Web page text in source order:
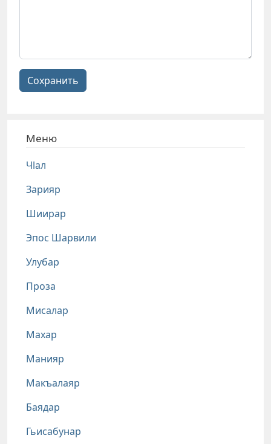
Сохранить
Меню
Чlал
Зарияр
Шиирар
Эпос Шарвили
Улубар
Проза
Мисалар
Махар
Манияр
Макъалаяр
Баядар
Гьисабунар